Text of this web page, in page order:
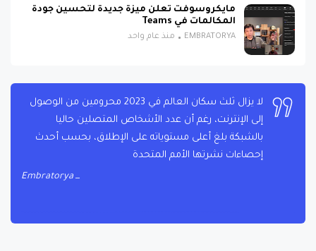
مايكروسوفت تعلن ميزة جديدة لتحسين جودة
المكالمات في Teams
EMBRATORYA منذ عام واحد
لا يزال ثلث سكان العالم في 2023 محرومين من الوصول
إلى الإنترنت، رغم أن عدد الأشخاص المتصلين حاليا
بالشبكة بلغ أعلى مستوياته على الإطلاق، بحسب أحدث
إحصاءات نشرتها الأمم المتحدة
Embratorya